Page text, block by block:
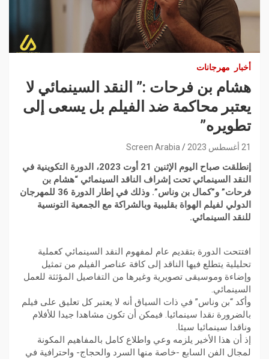
أخبار مهرجانات
هشام بن فرحات :” النقد السينمائي لا
يعتبر محاكمة ضد الفيلم بل يسعى إلى
تطويره”
21 أغسطس 2023 Screen Arabia
إنطلقت صباح اليوم الإثنين 21 أوت 2023، الدورة التكوينية في
النقد السينمائي تحت إشراف الناقد السينمائي “هشام بن
فرحات” و”كمال بن وناس”. وذلك في إطار الدورة 36 للمهرجان
الدولي لفيلم الهواة بقليبية وبالشراكة مع الجمعية التونسية
للنقد السينمائي.
افتتحت الدورة بتقديم عام لمفهوم النقد السينمائي كعملية
تحليلية يتطلع فيها الناقد إلى كافة عناصر الفيلم من تمثيل
وإضاءة وموسيقى تصويرية وغيرها من التفاصيل المؤثثة للعمل
السينمائي.
وأكد “بن وناس” في ذات السياق أنه لا يعتبر كل تعليق على فيلم
بالضرورة نقدا سينمائيا. فيمكن أن تكون مشاهدا جيدا للأفلام
وناقدا سينمائيا سيئا.
إذ أن هذا الأخير يلزمه وعي واطلاع كامل بالمفاهيم المكونة
لمجال الفن السابع -خاصة منها السرد والحجاج- واحترافية في